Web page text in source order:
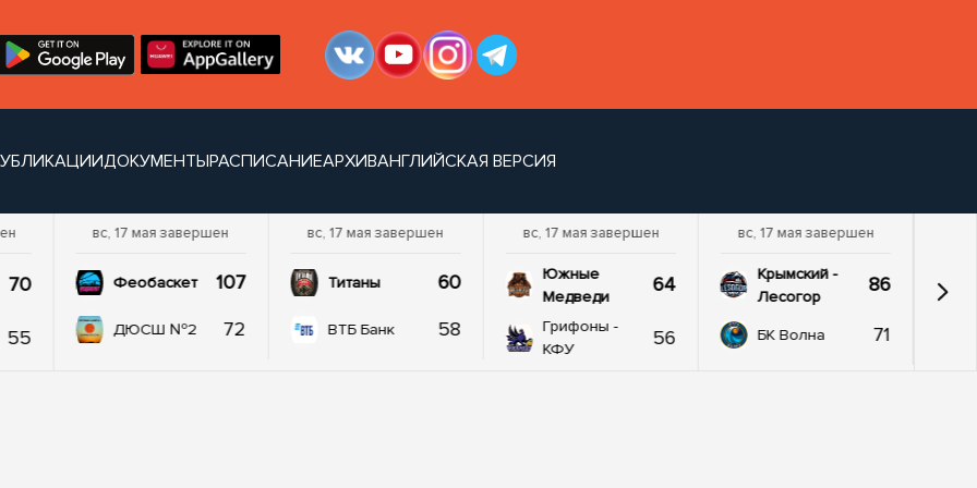
ДОКУМЕНТЫРАСПИСАНИЕАРХИВАНГЛИЙСКАЯ ВЕРСИЯ
70
55
вс, 17 мая завершен
Феобаскет 107
ДЮСШ №2 72
вс, 17 мая завершен
Титаны 60
ВТБ Банк 58
вс, 17 мая завершен
Южные
Медведи
64
Грифоны -
КФУ
56
вс, 17 мая завершен
Крымский -
Лесогор
86
БК Волна 71